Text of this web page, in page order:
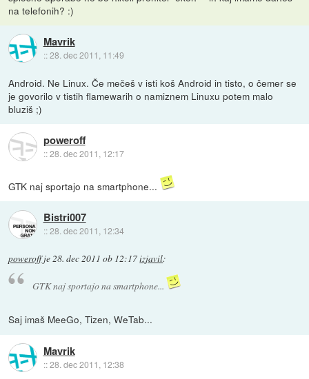
na telefonih? :)
Mavrik
::28. dec 2011, 11:49
Android. Ne Linux. Če mečeš v isti koš Android in tisto, o čemer se
je govorilo v tistih flamewarih o namiznem Linuxu potem malo
bluziš ;)
poweroff
::28. dec 2011, 12:17
GTK naj sportajo na smartphone...
Bistri007
::28. dec 2011, 12:34
poweroffje28. dec 2011 ob 12:17izjavil:
GTK naj sportajo na smartphone...
Saj imaš MeeGo, Tizen, WeTab...
Mavrik
::28. dec 2011, 12:38